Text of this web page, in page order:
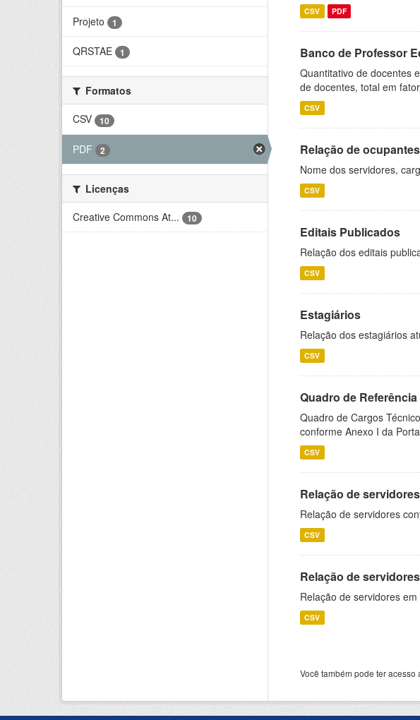
Projeto 1
QRSTAE 1
Formatos
CSV
10
PDF 2
Licenças
Creative Commons At...
10
CSV PDF
Banco de Professor
Quantitativo de docentes
de docentes, total em
CSV
Relação de
Nome dos servidores,
CSV
Editais Publicados
Relação dos editais
CSV
Estagiários
Relação dos estagiários
CSV
Quadro de
Quadro de Cargos
conforme Anexo I da
CSV
Relação de
Relação de servidores
CSV
Relação de
Relação de servidores
CSV
Você também pode ter